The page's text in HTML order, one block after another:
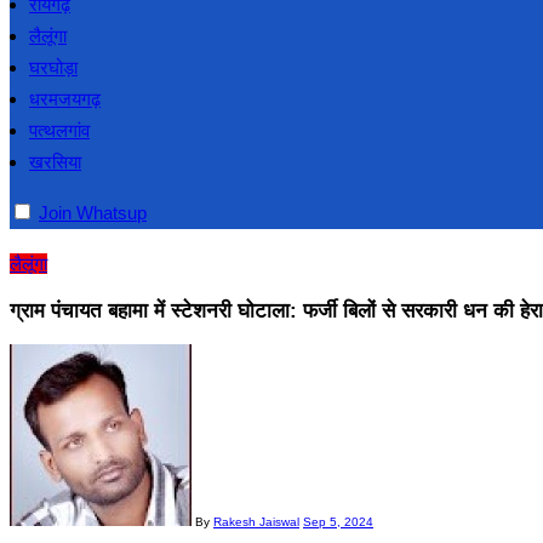
रायगढ़
लैलूंगा
घरघोड़ा
धरमजयगढ़
पत्थलगांव
खरसिया
Join Whatsup
लैलूंगा
ग्राम पंचायत बहामा में स्टेशनरी घोटाला: फर्जी बिलों से सरकारी धन की
By Rakesh Jaiswal Sep 5, 2024